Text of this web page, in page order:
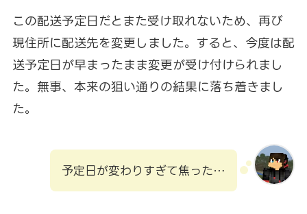
この配送予定日だとまた受け取れないため、再び
現住所に配送先を変更しました。すると、今度は配
送予定日が早まったまま変更が受け付けられまし
た。無事、本来の狙い通りの結果に落ち着きまし
た。
予定日が変わりすぎて焦った…